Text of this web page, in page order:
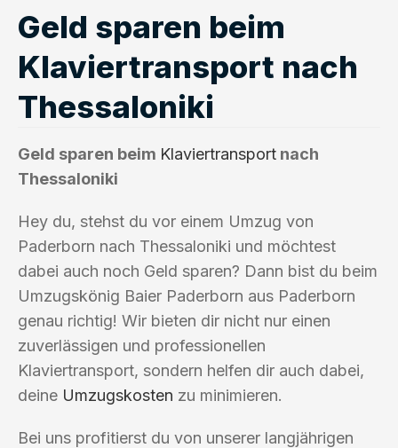
Geld sparen beim
Klaviertransport nach
Thessaloniki
Geld sparen beim Klaviertransport nach
Thessaloniki
Hey du, stehst du vor einem Umzug von
Paderborn nach Thessaloniki und möchtest
dabei auch noch Geld sparen? Dann bist du beim
Umzugskönig Baier Paderborn aus Paderborn
genau richtig! Wir bieten dir nicht nur einen
zuverlässigen und professionellen
Klaviertransport, sondern helfen dir auch dabei,
deine Umzugskosten zu minimieren.
Bei uns profitierst du von unserer langjährigen